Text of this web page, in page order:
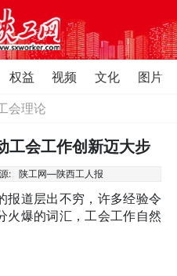
权益 视频 文化
图片
会理论
工会工作创新迈大步
: 陕工网—陕西工人报
道层出不穷，许多经验令
火爆的词汇，工会工作自然